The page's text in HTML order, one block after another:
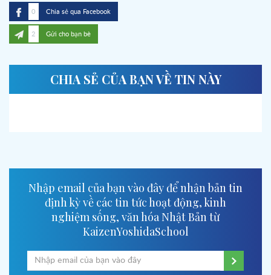
0 Chia sẻ qua Facebook
2 Gửi cho bạn bè
CHIA SẺ CỦA BẠN VỀ TIN NÀY
Nhập email của bạn vào đây để nhận bản tin
định kỳ về các tin tức hoạt động, kinh
nghiệm sống, văn hóa Nhật Bản từ
KaizenYoshidaSchool